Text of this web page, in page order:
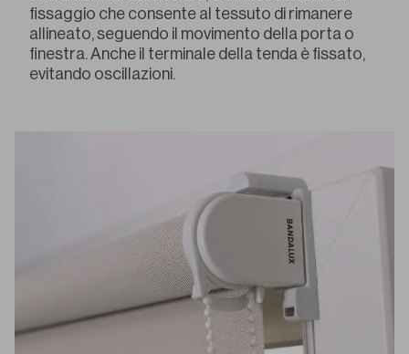
fissaggio che consente al tessuto di rimanere
allineato, seguendo il movimento della porta o
finestra. Anche il terminale della tenda è fissato,
evitando oscillazioni.